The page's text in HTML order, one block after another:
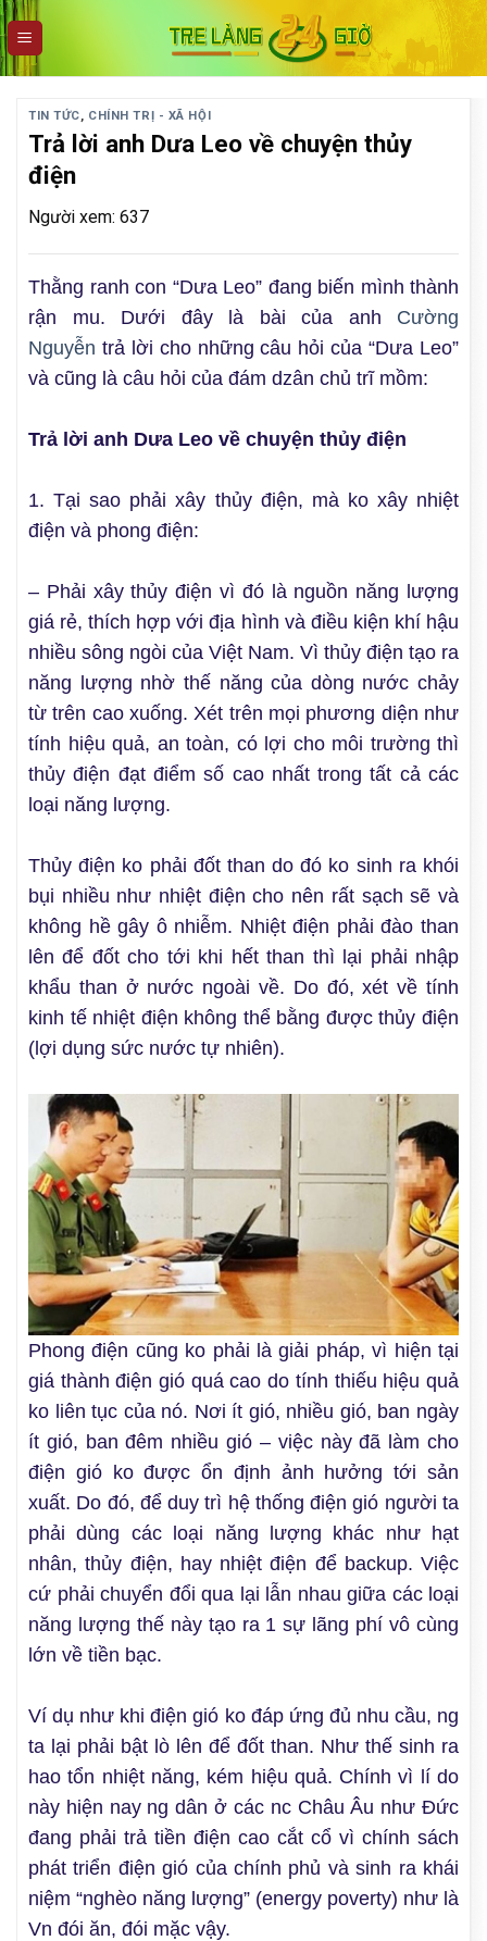
Skip
to
content
TIN TỨC, CHÍNH TRỊ - XÃ HỘI
Trả lời anh Dưa Leo về chuyện thủy
điện
Người xem: 637
Thằng ranh con “Dưa Leo” đang biến mình thành
rận mu. Dưới đây là bài của anh Cường
Nguyễn trả lời cho những câu hỏi của “Dưa Leo”
và cũng là câu hỏi của đám dzân chủ trĩ mồm:
Trả lời anh Dưa Leo về chuyện thủy điện
1. Tại sao phải xây thủy điện, mà ko xây nhiệt
điện và phong điện:
– Phải xây thủy điện vì đó là nguồn năng lượng
giá rẻ, thích hợp với địa hình và điều kiện khí hậu
nhiều sông ngòi của Việt Nam. Vì thủy điện tạo ra
năng lượng nhờ thế năng của dòng nước chảy
từ trên cao xuống. Xét trên mọi phương diện như
tính hiệu quả, an toàn, có lợi cho môi trường thì
thủy điện đạt điểm số cao nhất trong tất cả các
loại năng lượng.
Thủy điện ko phải đốt than do đó ko sinh ra khói
bụi nhiều như nhiệt điện cho nên rất sạch sẽ và
không hề gây ô nhiễm. Nhiệt điện phải đào than
lên để đốt cho tới khi hết than thì lại phải nhập
khẩu than ở nước ngoài về. Do đó, xét về tính
kinh tế nhiệt điện không thể bằng được thủy điện
(lợi dụng sức nước tự nhiên).
Phong điện cũng ko phải là giải pháp, vì hiện tại
giá thành điện gió quá cao do tính thiếu hiệu quả
ko liên tục của nó. Nơi ít gió, nhiều gió, ban ngày
ít gió, ban đêm nhiều gió – việc này đã làm cho
điện gió ko được ổn định ảnh hưởng tới sản
xuất. Do đó, để duy trì hệ thống điện gió người ta
phải dùng các loại năng lượng khác như hạt
nhân, thủy điện, hay nhiệt điện để backup. Việc
cứ phải chuyển đổi qua lại lẫn nhau giữa các loại
năng lượng thế này tạo ra 1 sự lãng phí vô cùng
lớn về tiền bạc.
Ví dụ như khi điện gió ko đáp ứng đủ nhu cầu, ng
ta lại phải bật lò lên để đốt than. Như thế sinh ra
hao tổn nhiệt năng, kém hiệu quả. Chính vì lí do
này hiện nay ng dân ở các nc Châu Âu như Đức
đang phải trả tiền điện cao cắt cổ vì chính sách
phát triển điện gió của chính phủ và sinh ra khái
niệm “nghèo năng lượng” (energy poverty) như là
Vn đói ăn, đói mặc vậy.